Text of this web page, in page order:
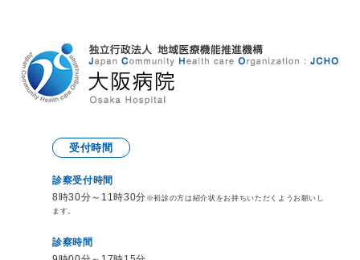
受付時間
診察受付時間
8時30分～11時30分 ※初診の方は紹介状をお持ちいただくようお願いし
ます。
診察時間